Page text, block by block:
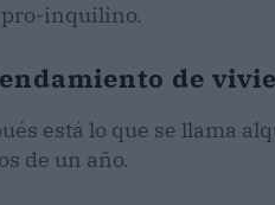
inquilino.
de
está lo que se llama
de un año.